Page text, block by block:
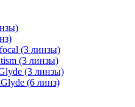
(3 линзы)
(3 линзы)
(3 линзы)
(6 линз)